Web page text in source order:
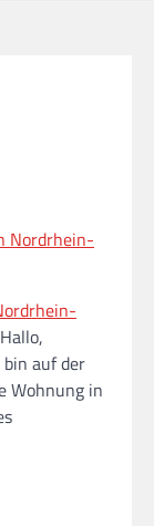
Hallo,
auf der
Wohnung in